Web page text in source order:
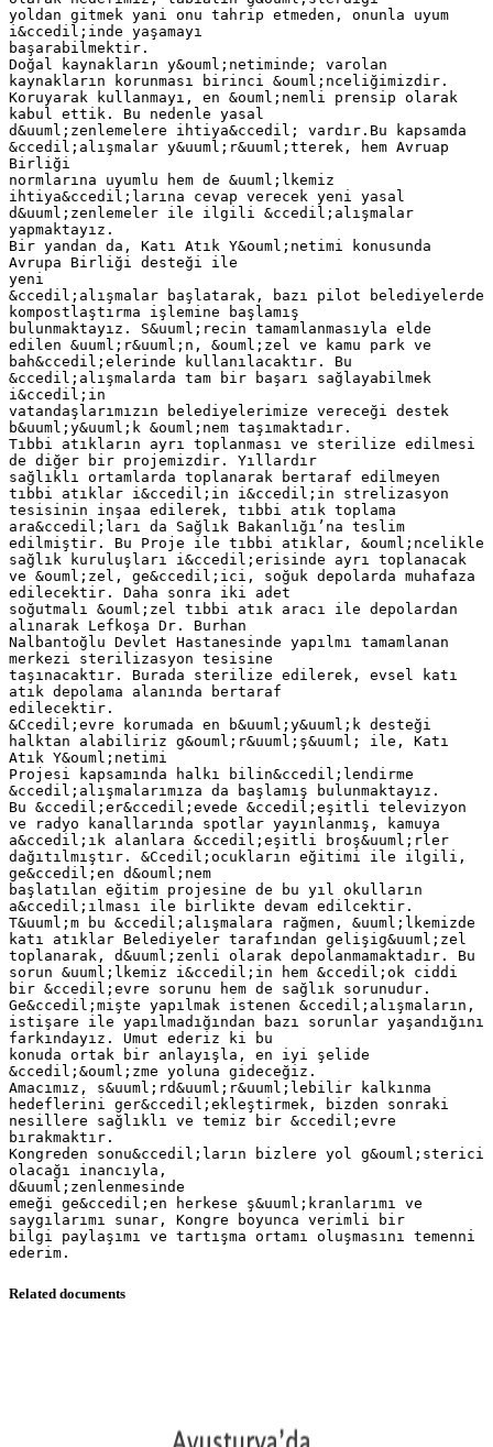
yoldan gitmek yani onu tahrip etmeden, onunla uyum
i&ccedil;inde yaşamayı
başarabilmektir.
Doğal kaynakların y&ouml;netiminde; varolan
kaynakların korunması birinci &ouml;nceliğimizdir.
Koruyarak kullanmayı, en &ouml;nemli prensip olarak
kabul ettik. Bu nedenle yasal
d&uuml;zenlemelere ihtiya&ccedil; vardır.Bu kapsamda
&ccedil;alışmalar y&uuml;r&uuml;tterek, hem Avruap
Birliği
normlarına uyumlu hem de &uuml;lkemiz
ihtiya&ccedil;larına cevap verecek yeni yasal
d&uuml;zenlemeler ile ilgili &ccedil;alışmalar
yapmaktayız.
Bir yandan da, Katı Atık Y&ouml;netimi konusunda
Avrupa Birliği desteği ile
yeni
&ccedil;alışmalar başlatarak, bazı pilot belediyelerde
kompostlaştırma işlemine başlamış
bulunmaktayız. S&uuml;recin tamamlanmasıyla elde
edilen &uuml;r&uuml;n, &ouml;zel ve kamu park ve
bah&ccedil;elerinde kullanılacaktır. Bu
&ccedil;alışmalarda tam bir başarı sağlayabilmek
i&ccedil;in
vatandaşlarımızın belediyelerimize vereceği destek
b&uuml;y&uuml;k &ouml;nem taşımaktadır.
Tıbbi atıkların ayrı toplanması ve sterilize edilmesi
de diğer bir projemizdir. Yıllardır
sağlıklı ortamlarda toplanarak bertaraf edilmeyen
tıbbi atıklar i&ccedil;in i&ccedil;in strelizasyon
tesisinin inşaa edilerek, tıbbi atık toplama
ara&ccedil;ları da Sağlık Bakanlığı’na teslim
edilmiştir. Bu Proje ile tıbbi atıklar, &ouml;ncelikle
sağlık kuruluşları i&ccedil;erisinde ayrı toplanacak
ve &ouml;zel, ge&ccedil;ici, soğuk depolarda muhafaza
edilecektir. Daha sonra iki adet
soğutmalı &ouml;zel tıbbi atık aracı ile depolardan
alınarak Lefkoşa Dr. Burhan
Nalbantoğlu Devlet Hastanesinde yapılmı tamamlanan
merkezi sterilizasyon tesisine
taşınacaktır. Burada sterilize edilerek, evsel katı
atık depolama alanında bertaraf
edilecektir.
&Ccedil;evre korumada en b&uuml;y&uuml;k desteği
halktan alabiliriz g&ouml;r&uuml;ş&uuml; ile, Katı
Atık Y&ouml;netimi
Projesi kapsamında halkı bilin&ccedil;lendirme
&ccedil;alışmalarımıza da başlamış bulunmaktayız.
Bu &ccedil;er&ccedil;evede &ccedil;eşitli televizyon
ve radyo kanallarında spotlar yayınlanmış, kamuya
a&ccedil;ık alanlara &ccedil;eşitli broş&uuml;rler
dağıtılmıştır. &Ccedil;ocukların eğitimi ile ilgili,
ge&ccedil;en d&ouml;nem
başlatılan eğitim projesine de bu yıl okulların
a&ccedil;ılması ile birlikte devam edilcektir.
T&uuml;m bu &ccedil;alışmalara rağmen, &uuml;lkemizde
katı atıklar Belediyeler tarafından gelişig&uuml;zel
toplanarak, d&uuml;zenli olarak depolanmamaktadır. Bu
sorun &uuml;lkemiz i&ccedil;in hem &ccedil;ok ciddi
bir &ccedil;evre sorunu hem de sağlık sorunudur.
Ge&ccedil;mişte yapılmak istenen &ccedil;alışmaların,
istişare ile yapılmadığından bazı sorunlar yaşandığını
farkındayız. Umut ederiz ki bu
konuda ortak bir anlayışla, en iyi şelide
&ccedil;&ouml;zme yoluna gideceğiz.
Amacımız, s&uuml;rd&uuml;r&uuml;lebilir kalkınma
hedeflerini ger&ccedil;ekleştirmek, bizden sonraki
nesillere sağlıklı ve temiz bir &ccedil;evre
bırakmaktır.
Kongreden sonu&ccedil;ların bizlere yol g&ouml;sterici
olacağı inancıyla,
d&uuml;zenlenmesinde
emeği ge&ccedil;en herkese ş&uuml;kranlarımı ve
saygılarımı sunar, Kongre boyunca verimli bir
bilgi paylaşımı ve tartışma ortamı oluşmasını temenni
Related documents